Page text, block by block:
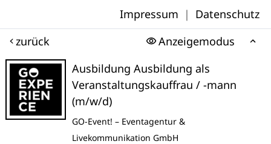
Impressum | Datenschutz
zurück
Anzeigemodus
Ausbildung Ausbildung als
Veranstaltungskauffrau / -mann
(m/w/d)
GO-Event! – Eventagentur &
Livekommunikation GmbH